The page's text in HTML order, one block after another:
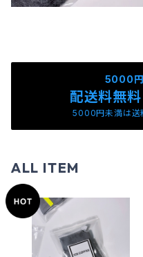
5000円
配送料無料
5000円未満は送
ALL ITEM